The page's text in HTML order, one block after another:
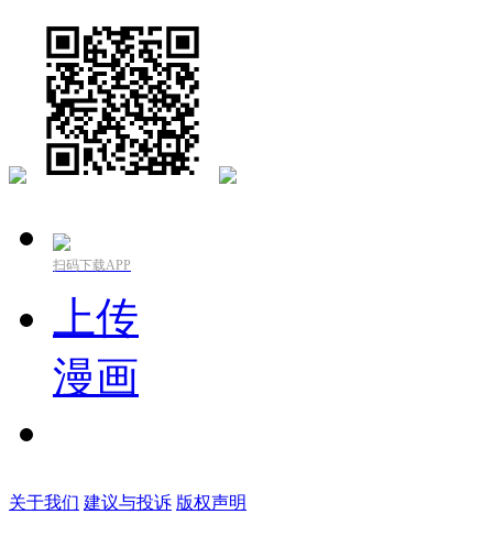
扫码下载APP
上传
漫画
关于我们 建议与投诉 版权声明